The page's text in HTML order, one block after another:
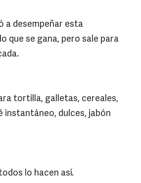
a desempeñar esta
que se gana, pero sale para
tortilla, galletas, cereales,
instantáneo, dulces, jabón
lo hacen así.